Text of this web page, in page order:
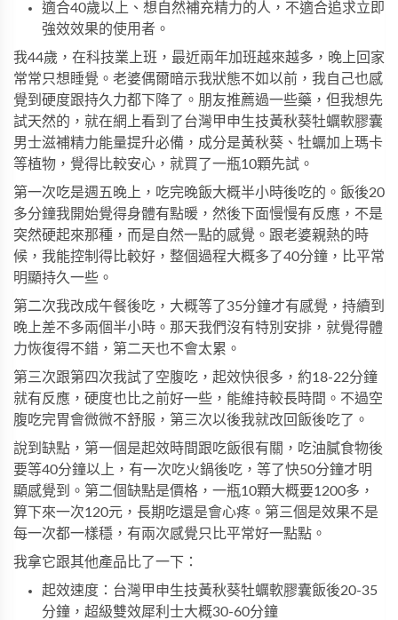
適合40歲以上、想自然補充精力的人，不適合追求立即
強效效果的使用者。
我44歲，在科技業上班，最近兩年加班越來越多，晚上回家
常常只想睡覺。老婆偶爾暗示我狀態不如以前，我自己也感
覺到硬度跟持久力都下降了。朋友推薦過一些藥，但我想先
試天然的，就在網上看到了台灣甲申生技黃秋葵牡蠣軟膠囊
男士滋補精力能量提升必備，成分是黃秋葵、牡蠣加上瑪卡
等植物，覺得比較安心，就買了一瓶10顆先試。
第一次吃是週五晚上，吃完晚飯大概半小時後吃的。飯後20
多分鐘我開始覺得身體有點暖，然後下面慢慢有反應，不是
突然硬起來那種，而是自然一點的感覺。跟老婆親熱的時
候，我能控制得比較好，整個過程大概多了40分鐘，比平常
明顯持久一些。
第二次我改成午餐後吃，大概等了35分鐘才有感覺，持續到
晚上差不多兩個半小時。那天我們沒有特別安排，就覺得體
力恢復得不錯，第二天也不會太累。
第三次跟第四次我試了空腹吃，起效快很多，約18-22分鐘
就有反應，硬度也比之前好一些，能維持較長時間。不過空
腹吃完胃會微微不舒服，第三次以後我就改回飯後吃了。
說到缺點，第一個是起效時間跟吃飯很有關，吃油膩食物後
要等40分鐘以上，有一次吃火鍋後吃，等了快50分鐘才明
顯感覺到。第二個缺點是價格，一瓶10顆大概要1200多，
算下來一次120元，長期吃還是會心疼。第三個是效果不是
每一次都一樣穩，有兩次感覺只比平常好一點點。
我拿它跟其他產品比了一下：
起效速度：台灣甲申生技黃秋葵牡蠣軟膠囊飯後20-35
分鐘， 超級雙效犀利士大概30-60分鐘